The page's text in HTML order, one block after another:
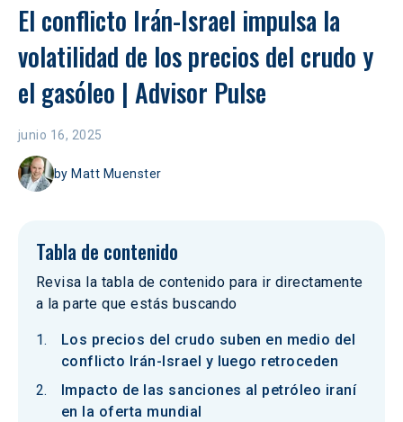
El conflicto Irán-Israel impulsa la
volatilidad de los precios del crudo y
el gasóleo | Advisor Pulse
junio 16, 2025
by Matt Muenster
Tabla de contenido
Revisa la tabla de contenido para ir directamente
a la parte que estás buscando
Los precios del crudo suben en medio del
conflicto Irán-Israel y luego retroceden
Impacto de las sanciones al petróleo iraní
en la oferta mundial